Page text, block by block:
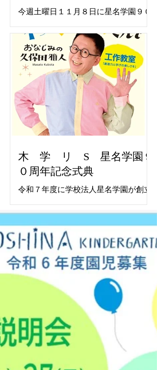
今週土曜日１１月８日に星名学園９０
としてわくわくさんでおなじみの久保
田雅人氏に工作ショウを行っていただ
きます。 在園卒園生をはじめ、一般の
方も参加可能ですので是非お越しくだ
さい。 駐車場としてクスリのアオキ浜
北店横の公設駐車場をお借りしてあり
ますのでご利用ください。 位置は以下
の通り
https://maps.app.goo.gl/544mB8xuA7ri
には停めないようにお願いします。 記
念講演中は写真・動画撮影共に禁止で
す。ぜひ生の目でご覧ください。
木 学 リ S 星名学園９
０周年記念式典
令和７年度に学校法人星名学園が創立
て来る１１月８日（土）河北台中学校
講堂にて記念式典・記念講演を行いま
す。 式典は午前９時半より。記念講演
講師にはわくわくさんでおなじみ久保
田雅人氏を講師に「創造力と学びの楽
しさを」を演目に工作教室を行って